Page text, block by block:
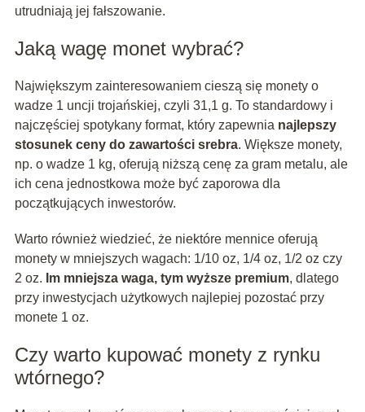
utrudniają jej fałszowanie.
Jaką wagę monet wybrać?
Największym zainteresowaniem cieszą się monety o
wadze 1 uncji trojańskiej, czyli 31,1 g. To standardowy i
najczęściej spotykany format, który zapewnia najlepszy
stosunek ceny do zawartości srebra. Większe monety,
np. o wadze 1 kg, oferują niższą cenę za gram metalu, ale
ich cena jednostkowa może być zaporowa dla
początkujących inwestorów.
Warto również wiedzieć, że niektóre mennice oferują
monety w mniejszych wagach: 1/10 oz, 1/4 oz, 1/2 oz czy
2 oz. Im mniejsza waga, tym wyższe premium, dlatego
przy inwestycjach użytkowych najlepiej pozostać przy
monete 1 oz.
Czy warto kupować monety z rynku
wtórnego?